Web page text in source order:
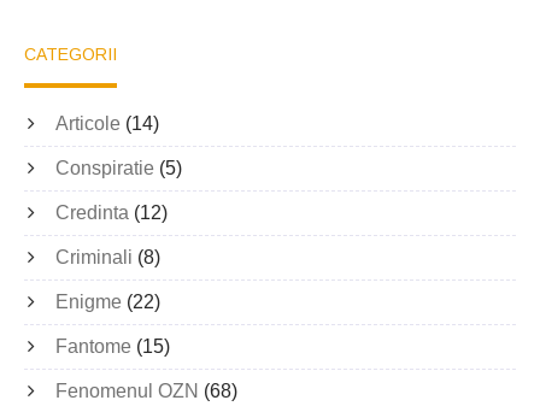
CATEGORII
Articole (14)
Conspiratie (5)
Credinta (12)
Criminali (8)
Enigme (22)
Fantome (15)
Fenomenul OZN (68)